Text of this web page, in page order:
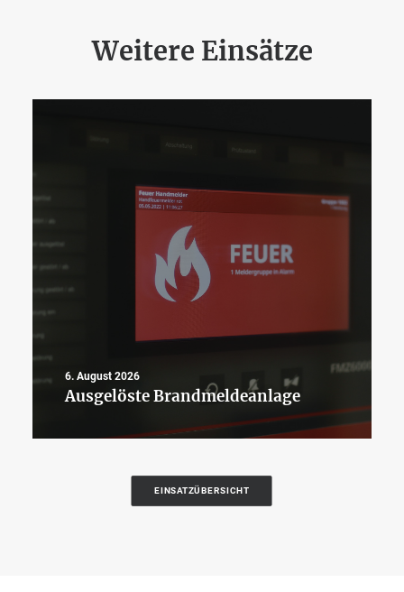
Weitere Einsätze
6. August 2026
Ausgelöste Brandmeldeanlage
EINSATZÜBERSICHT